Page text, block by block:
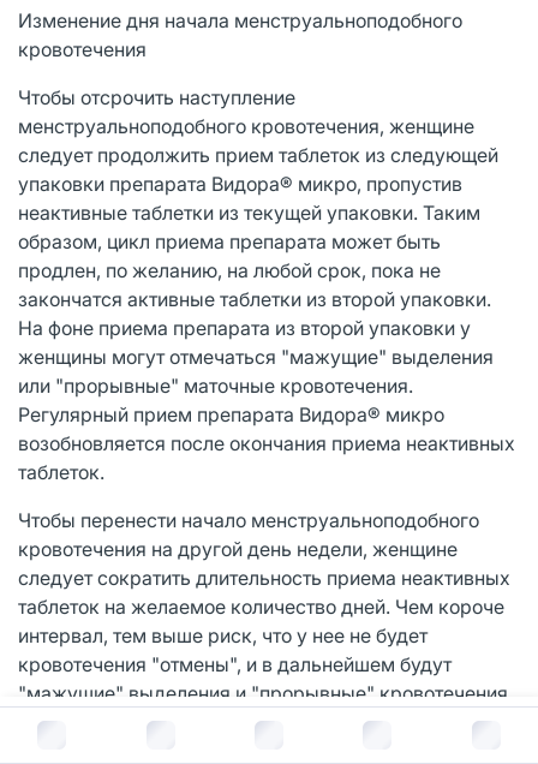
В корзину за руб.
Изменение дня начала менструальноподобного
кровотечения
Чтобы отсрочить наступление
менструальноподобного кровотечения, женщине
следует продолжить прием таблеток из следующей
упаковки препарата Видора® микро, пропустив
неактивные таблетки из текущей упаковки. Таким
образом, цикл приема препарата может быть
продлен, по желанию, на любой срок, пока не
закончатся активные таблетки из второй упаковки.
На фоне приема препарата из второй упаковки у
женщины могут отмечаться "мажущие" выделения
или "прорывные" маточные кровотечения.
Регулярный прием препарата Видора® микро
возобновляется после окончания приема неактивных
таблеток.
Чтобы перенести начало менструальноподобного
кровотечения на другой день недели, женщине
следует сократить длительность приема неактивных
таблеток на желаемое количество дней. Чем короче
интервал, тем выше риск, что у нее не будет
кровотечения "отмены", и в дальнейшем будут
"мажущие" выделения и "прорывные" кровотечения
во время приема таблеток из второй упаковки.